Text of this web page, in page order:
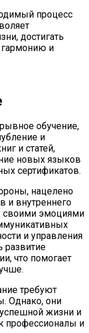
процесс
достигать
и
обучение,
и
и статей,
новых языков
сертификатов.
нацелено
и внутреннего
своими эмоциями
и управления
развитие
что помогает
требуют
Однако, они
жизни и
профессионалы и